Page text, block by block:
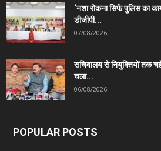
‘नशा रोकना सिर्फ पुलिस का
डीजीपी...
07/08/2026
सचिवालय से नियुक्तियों तक
चला...
06/08/2026
POPULAR POSTS